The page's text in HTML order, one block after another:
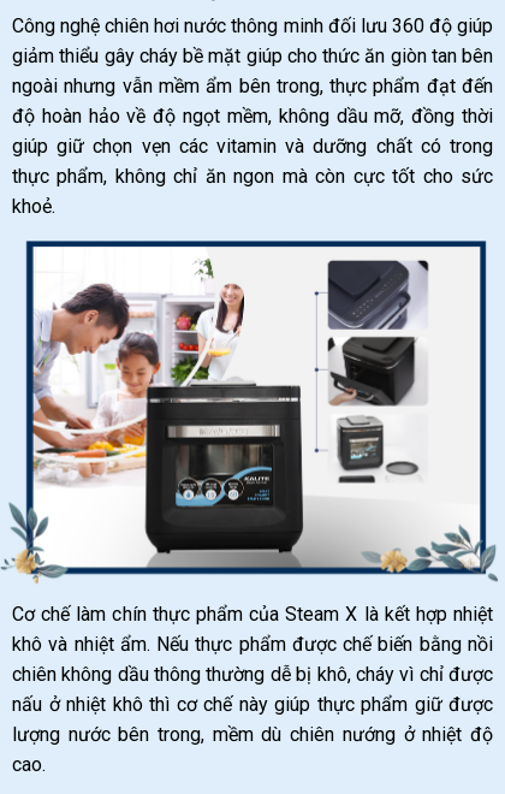
Công nghệ chiên hơi nước thông minh đối lưu 360 độ giúp
giảm thiểu gây cháy bề mặt giúp cho thức ăn giòn tan bên
ngoài nhưng vẫn mềm ẩm bên trong, thực phẩm đạt đến
độ hoàn hảo về độ ngọt mềm, không dầu mỡ, đồng thời
giúp giữ chọn vẹn các vitamin và dưỡng chất có trong
thực phẩm, không chỉ ăn ngon mà còn cực tốt cho sức
khoẻ.
Cơ chế làm chín thực phẩm của Steam X là kết hợp nhiệt
khô và nhiệt ẩm. Nếu thực phẩm được chế biến bằng nồi
chiên không dầu thông thường dễ bị khô, cháy vì chỉ được
nấu ở nhiệt khô thì cơ chế này giúp thực phẩm giữ được
lượng nước bên trong, mềm dù chiên nướng ở nhiệt độ
cao.